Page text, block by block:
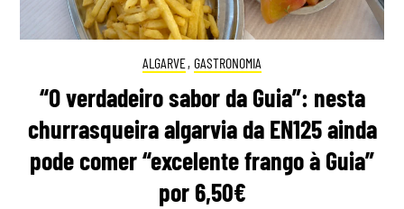
ALGARVE, GASTRONOMIA
“O verdadeiro sabor da Guia”: nesta
churrasqueira algarvia da EN125 ainda
pode comer “excelente frango à Guia”
por 6,50€